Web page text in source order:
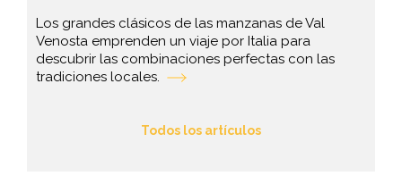
Los grandes clásicos de las manzanas de Val
Venosta emprenden un viaje por Italia para
descubrir las combinaciones perfectas con las
tradiciones locales.
Todos los artículos